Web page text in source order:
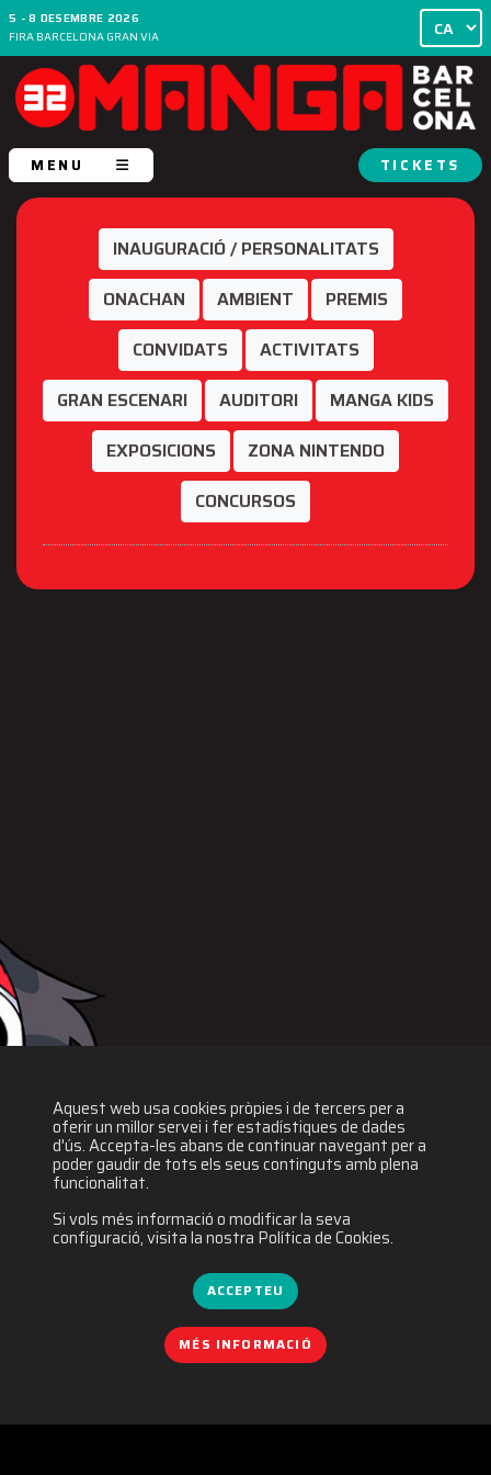
5 - 8 DESEMBRE 2026
FIRA BARCELONA GRAN VIA
MENU TICKETS
INAUGURACIÓ / PERSONALITATS
ONACHAN
AMBIENT
PREMIS
CONVIDATS
ACTIVITATS
GRAN ESCENARI
AUDITORI
MANGA KIDS
EXPOSICIONS
ZONA NINTENDO
CONCURSOS
Aquest web usa cookies pròpies i de tercers per a
oferir un millor servei i fer estadístiques de dades
d'ús. Accepta-les abans de continuar navegant per a
poder gaudir de tots els seus continguts amb plena
funcionalitat.
Si vols més informació o modificar la seva
configuració, visita la nostra Política de Cookies.
ACCEPTEU
MÉS INFORMACIÓ